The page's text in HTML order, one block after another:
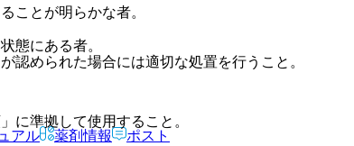
ことが明らかな者。
態にある者。
に準拠して使用すること。
認められた場合には適切な処置を行うこと。
アル 薬剤情報 ポスト